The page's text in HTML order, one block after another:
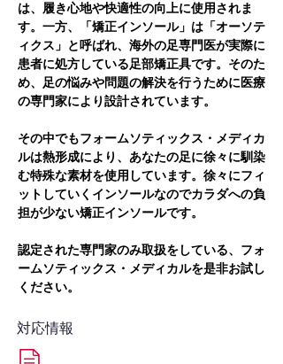
は、履き心地や快適性の向上に使用されま
す。一方、「矯正インソール」は「オーソテ
ィクス」と呼ばれ、海外の足専門医が実際に
患者に処方している足部矯正具です。そのた
め、足の悩みや問題の解決を行うために医療
の専門家により設計されています。
その中でもフォームソティックス・メディカ
ルは熱形成により、あなたの足に徐々に馴染
む特殊な素材を使用しています。徐々にフィ
ットしていくインソールなのでカラダへの負
担が少ない矯正インソールです。
認定された専門家のみ取扱をしている、フォ
ームソティックス・メディカルを是非お試し
ください。
対応情報